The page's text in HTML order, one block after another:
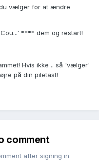
vælger for at ændre
**** dem og restart!
Hvis ikke .. så 'vælger'
på din piletast!
comment
after signing in